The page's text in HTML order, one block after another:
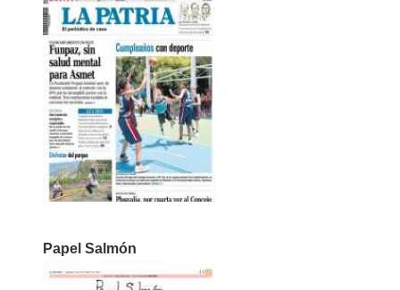
Papel Salmón